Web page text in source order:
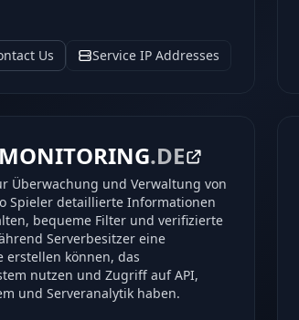
Us Service IP Addresses
MONITORING.DE
Überwachung und Verwaltung von
Spieler detaillierte Informationen
bequeme Filter und verifizierte
Serverbesitzer eine
erstellen können, das
nutzen und Zugriff auf API,
und Serveranalytik haben.